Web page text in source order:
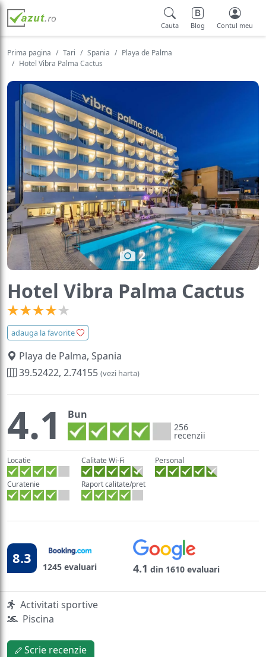
Cauta Blog Contul meu
Prima pagina Tari Spania
Playa de Palma
Hotel Vibra Palma Cactus
2
Hotel Vibra Palma Cactus
adauga la favorite
Playa de Palma, Spania
39.52422, 2.74155 (vezi harta)
4.1 Bun
256
recenzii
Locatie Calitate Wi-Fi Personal
Curatenie Raport calitate/pret
8.3 1245 evaluari 4.1 din 1610 evaluari
Activitati sportive
Piscina
Scrie recenzie